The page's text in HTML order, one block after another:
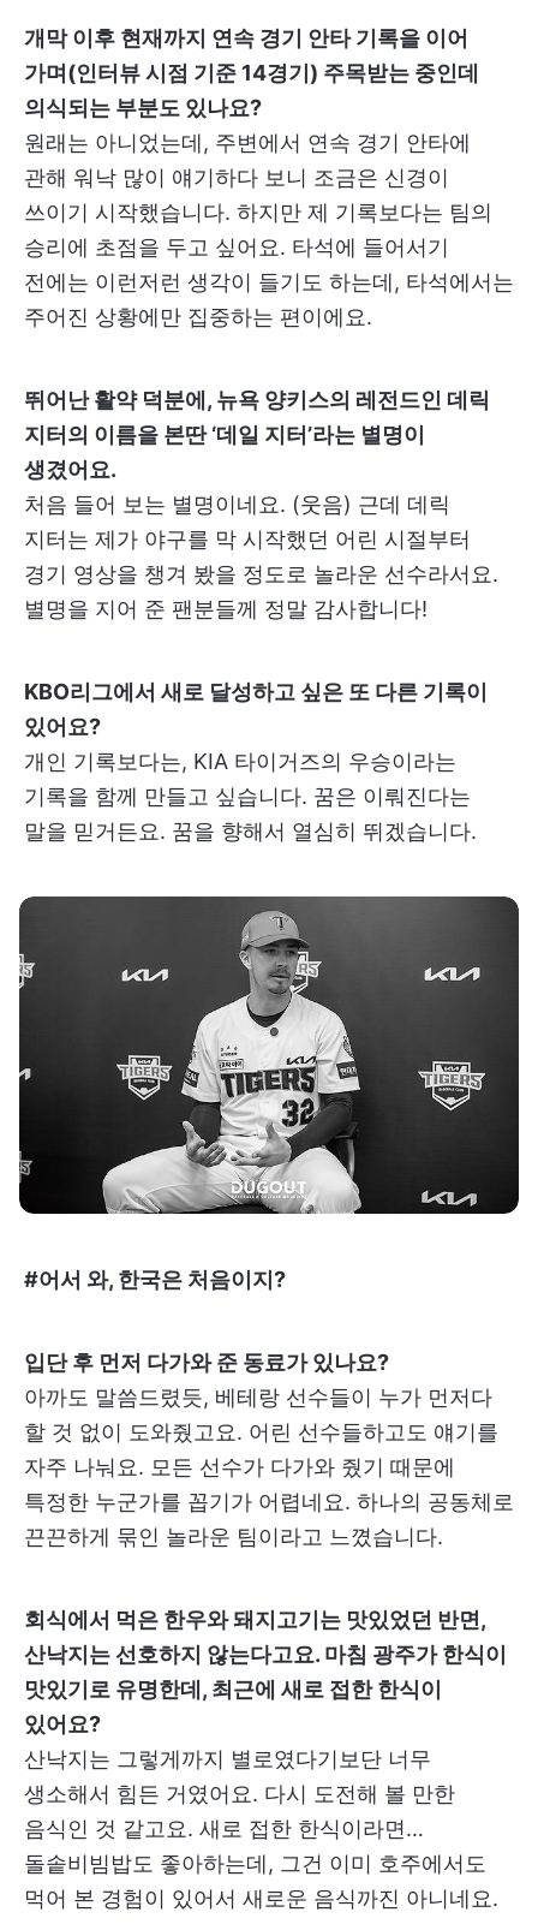
개막 이후 현재까지 연속 경기 안타 기록을 이어
가며(인터뷰 시점 기준 14경기) 주목받는 중인데
의식되는 부분도 있나요?
원래는 아니었는데, 주변에서 연속 경기 안타에
관해 워낙 많이 얘기하다 보니 조금은 신경이
쓰이기 시작했습니다. 하지만 제 기록보다는 팀의
승리에 초점을 두고 싶어요. 타석에 들어서기
전에는 이런저런 생각이 들기도 하는데, 타석에서는
주어진 상황에만 집중하는 편이에요.
뛰어난 활약 덕분에, 뉴욕 양키스의 레전드인 데릭
지터의 이름을 본딴 ‘데일 지터’라는 별명이
생겼어요.
처음 들어 보는 별명이네요. (웃음) 근데 데릭
지터는 제가 야구를 막 시작했던 어린 시절부터
경기 영상을 챙겨 봤을 정도로 놀라운 선수라서요.
별명을 지어 준 팬분들께 정말 감사합니다!
KBO리그에서 새로 달성하고 싶은 또 다른 기록이
있어요?
개인 기록보다는, KIA 타이거즈의 우승이라는
기록을 함께 만들고 싶습니다. 꿈은 이뤄진다는
말을 믿거든요. 꿈을 향해서 열심히 뛰겠습니다.
#어서 와, 한국은 처음이지?
입단 후 먼저 다가와 준 동료가 있나요?
아까도 말씀드렸듯, 베테랑 선수들이 누가 먼저다
할 것 없이 도와줬고요. 어린 선수들하고도 얘기를
자주 나눠요. 모든 선수가 다가와 줬기 때문에
특정한 누군가를 꼽기가 어렵네요. 하나의 공동체로
끈끈하게 묶인 놀라운 팀이라고 느꼈습니다.
회식에서 먹은 한우와 돼지고기는 맛있었던 반면,
산낙지는 선호하지 않는다고요. 마침 광주가 한식이
맛있기로 유명한데, 최근에 새로 접한 한식이
있어요?
산낙지는 그렇게까지 별로였다기보단 너무
생소해서 힘든 거였어요. 다시 도전해 볼 만한
음식인 것 같고요. 새로 접한 한식이라면…
돌솥비빔밥도 좋아하는데, 그건 이미 호주에서도
먹어 본 경험이 있어서 새로운 음식까진 아니네요.